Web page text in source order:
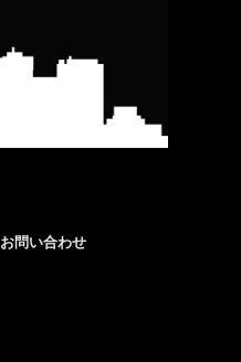
お問い合わせ